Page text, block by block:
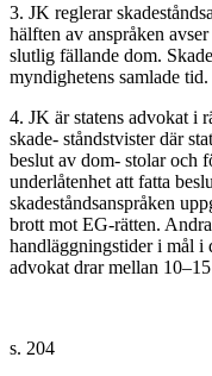
3. JK reglerar
hälften av anspråken
slutlig fällande dom.
myndighetens samlade tid.
4. JK är statens advokat i
skade- ståndstvister där
beslut av dom- stolar och
underlåtenhet att fatta
skadeståndsanspråken
brott mot EG-rätten.
handläggningstider i mål i
advokat drar mellan
s. 204